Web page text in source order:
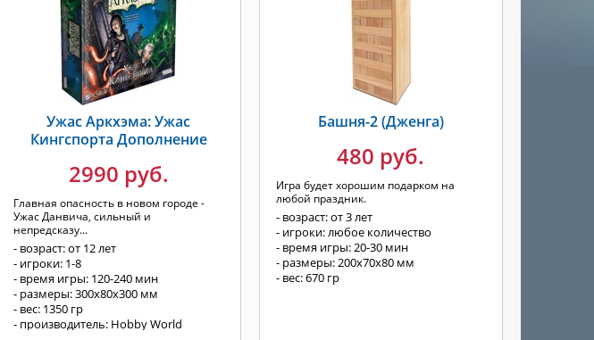
Ужас Аркхэма: Ужас
Кингспорта Дополнение
2990 руб.
Главная опасность в новом городе -
Ужас Данвича, сильный и
непредсказу...
- возраст: от 12 лет
- игроки: 1-8
- время игры: 120-240 мин
- размеры: 300х80х300 мм
- вес: 1350 гр
- производитель: Hobby World
Башня-2 (Дженга)
480 руб.
Игра будет хорошим подарком на
любой праздник.
- возраст: от 3 лет
- игроки: любое количество
- время игры: 20-30 мин
- размеры: 200x70x80 мм
- вес: 670 гр